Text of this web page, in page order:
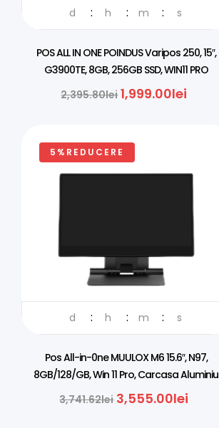
d h m s
POS ALL IN ONE POINDUS Varipos 250, 15″,
G3900TE, 8GB, 256GB SSD, WIN11 PRO
2,395.80lei 1,999.00lei
5%REDUCERE
d h m s
Pos All-in-0ne MUULOX M6 15.6″, N97,
8GB/128/GB, Win 11 Pro, Carcasa Aluminiu
3,741.62lei 3,555.00lei